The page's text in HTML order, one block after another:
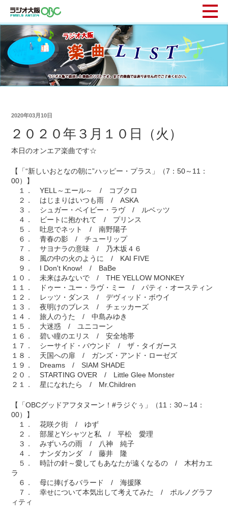
2020年03月10日
２０２０年３月１０日（火）
本日のオンエア楽曲です☆
【「“新しいおとなの朝に”ハッピー・プラス」（7：50～11：
00）】
１． YELL～エール～ / コブクロ
２． はじまりはいつも雨 / ASKA
３． シュガー・ベイビー・ラヴ / ルベッツ
４． ビートに抱かれて / プリンス
５． 吐息でネット / 南野陽子
６． 青春の影 / チューリップ
７． サヨナラの意味 / 乃木坂４６
８． 風の中の火のように / KAI FIVE
９． I Don't Know! / BaBe
１０． 未来はみないで / THE YELLOW MONKEY
１１． ドゥー・ユー・ラヴ・ミー / パティ・オースティン
１２． レッツ・ダンス / デヴィッド・ボウイ
１３． 夜明けのブレス / チェッカーズ
１４． 旅人のうた / 中島みゆき
１５． 大迷惑 / ユニコーン
１６． 碧い瞳のエリス / 安全地帯
１７． シーサイド・バウンド / ザ・タイガース
１８． 天国への扉 / ガンズ・アンド・ローゼズ
１９． Dreams / SIAM SHADE
２０． STARTING OVER / Little Glee Monster
２１． 星になれたら / Mr.Children
【「OBCグッドアフタヌーン！#ラジぐぅ」（11：30～14：
00）】
１． 花咲ク街 / ゆず
２． 部屋とYシャツと私 / 平松 愛理
３． みずいろの雨 / 八神 純子
４． ナンダカンダ / 藤井 隆
５． 時計の針～愛してもあなたが遠くなるの / 木村カエ
ラ
６． 母に捧げるバラード / 海援隊
７． 幸せについて本気出して考えてみた / ポルノグラフ
ィティ